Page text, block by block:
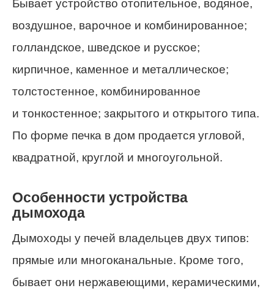
Бывает устройство отопительное, водяное,
воздушное, варочное и комбинированное;
голландское, шведское и русское;
кирпичное, каменное и металлическое;
толстостенное, комбинированное
и тонкостенное; закрытого и открытого типа.
По форме печка в дом продается угловой,
квадратной, круглой и многоугольной.
Особенности устройства
дымохода
Дымоходы у печей владельцев двух типов:
прямые или многоканальные. Кроме того,
бывает они нержавеющими, керамическими,